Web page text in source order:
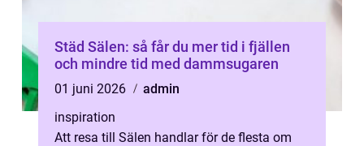
Städ Sälen: så får du mer tid i fjällen
och mindre tid med dammsugaren
01 juni 2026
admin
inspiration
Att resa till Sälen handlar för de flesta om